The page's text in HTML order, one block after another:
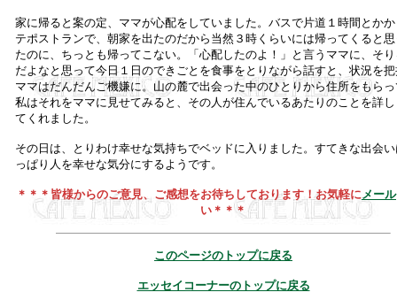
家に帰ると案の定、ママが心配をしていました。バスで片道１時間とか
テポストランで、朝家を出たのだから当然３時くらいには帰ってくると
たのに、ちっとも帰ってこない。「心配したのよ！」と言うママに、そ
だよなと思って今日１日のできごとを食事をとりながら話すと、状況を
ママはだんだんご機嫌に。山の麓で出会った中のひとりから住所をもら
私はそれをママに見せてみると、その人が住んでいるあたりのことを詳
てくれました。
その日は、とりわけ幸せな気持ちでベッドに入りました。すてきな出会
っぱり人を幸せな気分にするようです。
＊＊＊皆様からのご意見、ご感想をお待ちしております！お気軽にメール
い＊＊＊
このページのトップに戻る
エッセイコーナーのトップに戻る